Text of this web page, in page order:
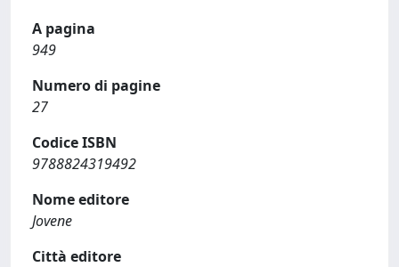
A pagina
949
Numero di pagine
27
Codice ISBN
9788824319492
Nome editore
Jovene
Città editore